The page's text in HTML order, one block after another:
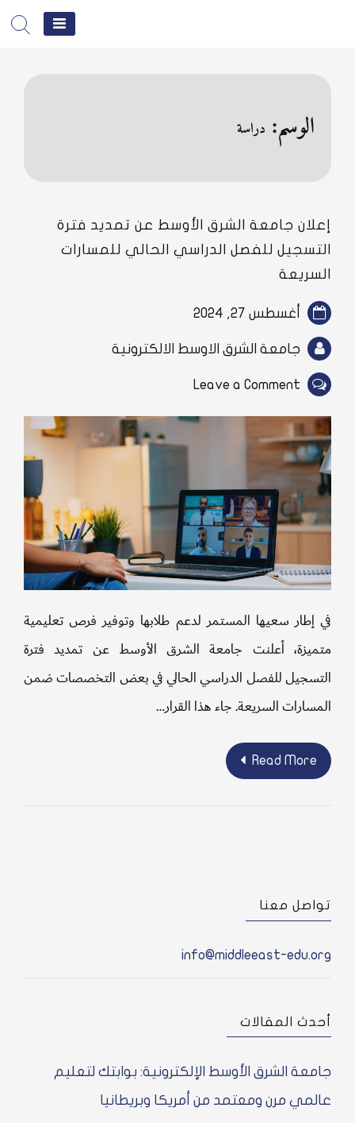
جامعة
الوسم:دراسة
جامعة الشرق الأوسط عن تمديد فترة
للفصل الدراسي الحالي للمسارات
أغسطس 27, 2024
جامعة الشرق الاوسط الالكترونية
Leave a Comment
on
إعلان
الأوسط
عن
تمديد
فترة
التسجيل
للفصل
الدراسي
الحالي
السريعة
سعيها المستمر لدعم طلابها وتوفير فرص تعليمية
أعلنت جامعة الشرق الأوسط عن تمديد فترة
للفصل الدراسي الحالي في بعض التخصصات ضمن
السريعة. جاء هذا القرار…
Read
معنا
info@middleeast-
المقالات
الشرق الأوسط الإلكترونية: بوابتك لتعليم
مرن ومعتمد من أمريكا وبريطانيا